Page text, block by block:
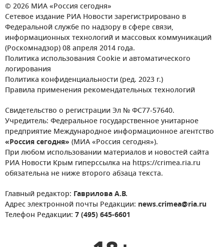
© 2026 МИА «Россия сегодня»
Сетевое издание РИА Новости зарегистрировано в
Федеральной службе по надзору в сфере связи,
информационных технологий и массовых коммуникаций
(Роскомнадзор) 08 апреля 2014 года.
Политика использования Cookie и автоматического
логирования
Политика конфиденциальности (ред. 2023 г.)
Правила применения рекомендательных технологий
Свидетельство о регистрации Эл № ФС77-57640.
Учредитель: Федеральное государственное унитарное
предприятие Международное информационное агентство
«Россия сегодня» (МИА «Россия сегодня»).
При любом использовании материалов и новостей сайта
РИА Новости Крым гиперссылка на https://crimea.ria.ru
обязательна не ниже второго абзаца текста.
Главный редактор: Гаврилова А.В.
Адрес электронной почты Редакции: news.crimea@ria.ru
Телефон Редакции: 7 (495) 645-6601